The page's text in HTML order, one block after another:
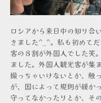
ロシアから来日中の知り合
きました^_^。私も初めて
客の８割が外国人でした笑
ました。外国人観光客が集
撮っちゃいけないとか、触
が、国によって規則が緩か
守ってなかったりとか、そ